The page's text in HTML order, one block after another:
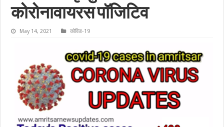
कोरोनावायरस पॉजिटिव
May 14, 2021 कोविड-19